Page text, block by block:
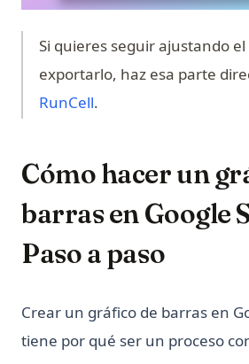
Pandas, PySpark
ipykernel: El Kernel de Python para
Explicado
ipykernel: Install, Configure, and
Kernels
nn.Linear in PyTorch: Shapes, Bias,
python __call__ Method: Everything
python-zip
¿Cuál es la diferencia? Python vs
Comparados
aprenderlo?
¿Es Python sensible a mayúsculas y
Si quieres seguir ajustando
exportarlo, haz esa parte
RunCell(opens in a new tab)
.
Cómo hacer un
barras en Google
Paso a paso
Crear un gráfico de barras en
tiene por qué ser un proceso